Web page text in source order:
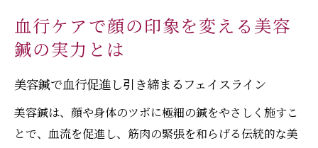
血行ケアで顔の印象を変える美容
鍼の実力とは
美容鍼で血行促進し引き締まるフェイスライン
美容鍼は、顔や身体のツボに極細の鍼をやさしく施すこ
とで、血流を促進し、筋肉の緊張を和らげる伝統的な美